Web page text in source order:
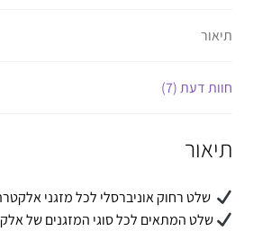
תיאור
חוות דעת (7)
תיאור
שלט רחוק אוניברסלי לכל מזגני
שלט המתאים לכל סוגי המזגנים של